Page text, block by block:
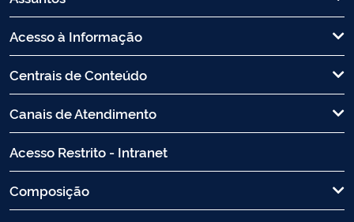
Acesso à Informação
Centrais de Conteúdo
Canais de Atendimento
Acesso Restrito - Intranet
Composição